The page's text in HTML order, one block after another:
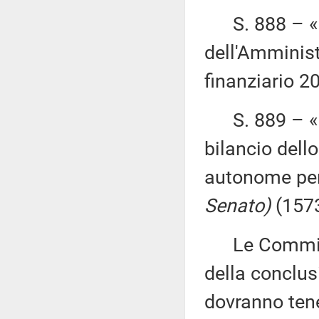
S. 888 –
finanziario
S. 889 –
bilancio
autonome
Senato)
Le
della
dovranno